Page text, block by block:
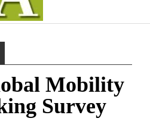
Mobility
Survey